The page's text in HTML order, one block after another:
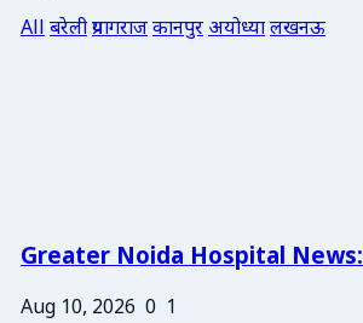
Allबरेलीप्रयागराजकानपुरअयोध्यालखनऊ
Greater Noida Hospital News:
Aug 10, 2026 0 1